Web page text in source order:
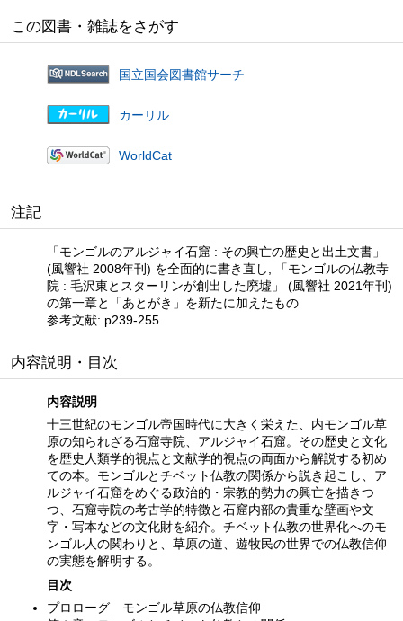
この図書・雑誌をさがす
国立国会図書館サーチ
カーリル
WorldCat
注記
「モンゴルのアルジャイ石窟 : その興亡の歴史と出土文書」
(風響社 2008年刊) を全面的に書き直し, 「モンゴルの仏教寺
院 : 毛沢東とスターリンが創出した廃墟」 (風響社 2021年刊)
の第一章と「あとがき」を新たに加えたもの
参考文献: p239-255
内容説明・目次
内容説明
十三世紀のモンゴル帝国時代に大きく栄えた、内モンゴル草
原の知られざる石窟寺院、アルジャイ石窟。その歴史と文化
を歴史人類学的視点と文献学的視点の両面から解説する初め
ての本。モンゴルとチベット仏教の関係から説き起こし、ア
ルジャイ石窟をめぐる政治的・宗教的勢力の興亡を描きつ
つ、石窟寺院の考古学的特徴と石窟内部の貴重な壁画や文
字・写本などの文化財を紹介。チベット仏教の世界化へのモ
ンゴル人の関わりと、草原の道、遊牧民の世界での仏教信仰
の実態を解明する。
目次
プロローグ モンゴル草原の仏教信仰